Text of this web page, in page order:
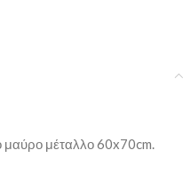
μέταλλο 60x70cm.